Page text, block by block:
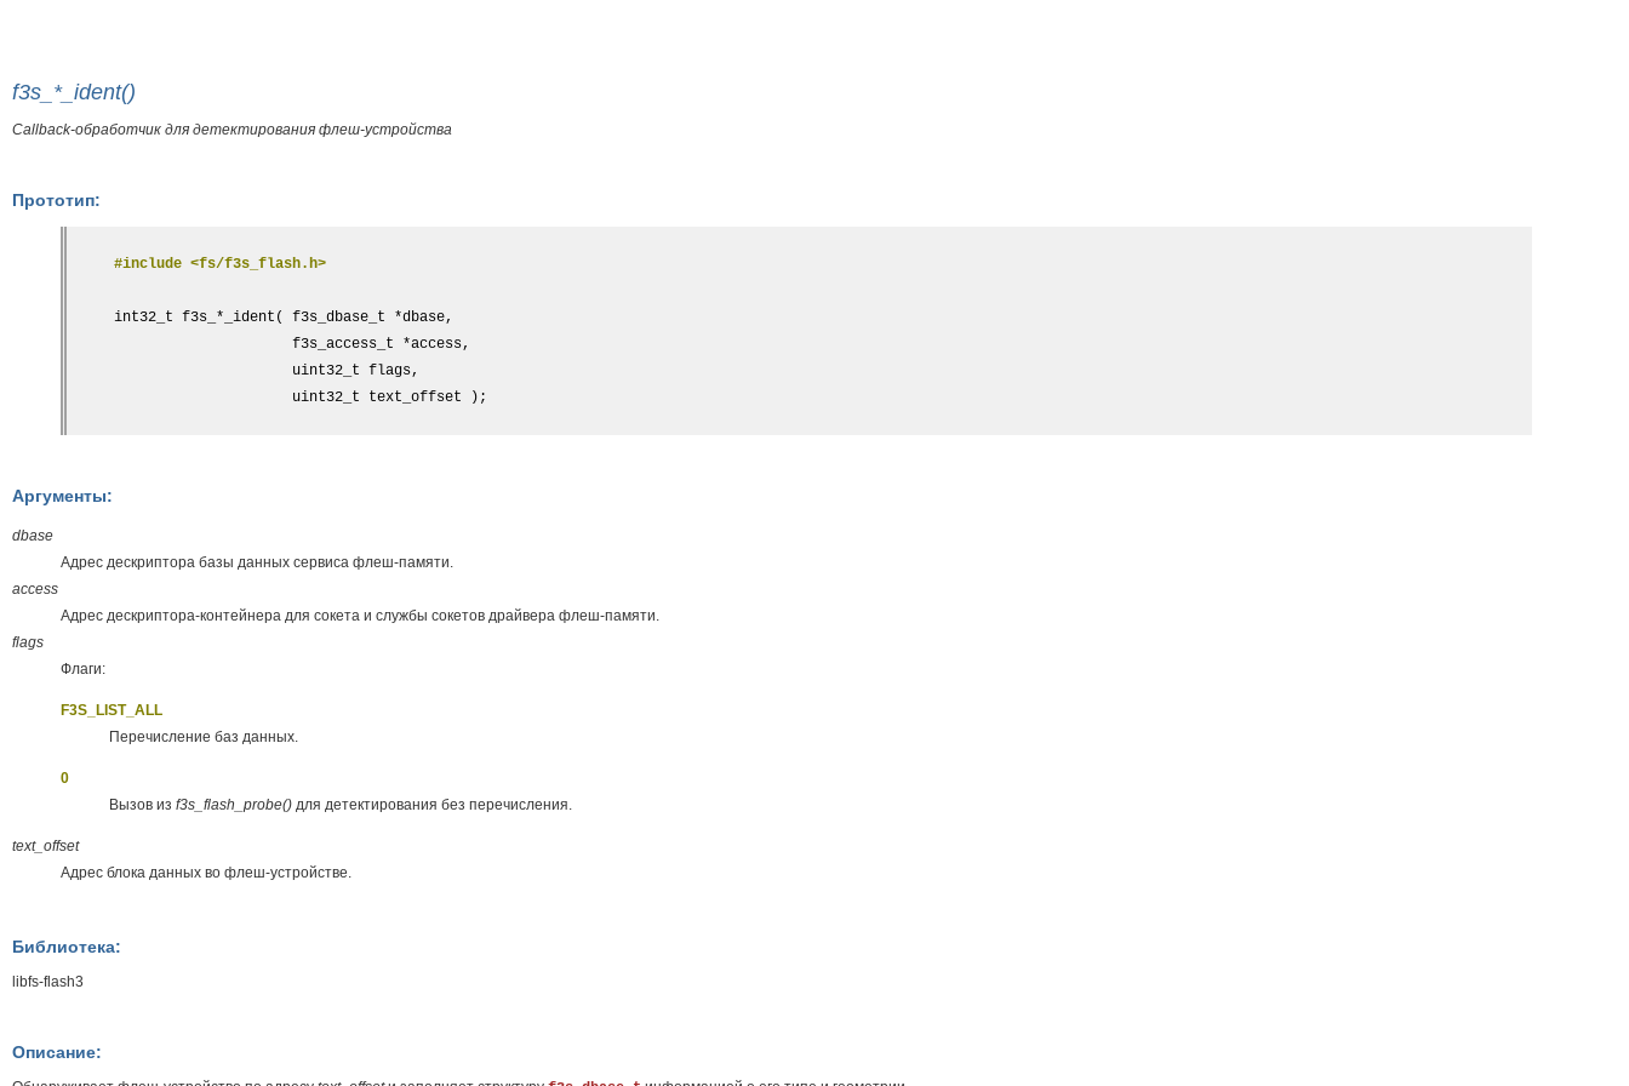
f3s_*_ident()
Callback-обработчик для детектирования флеш-устройства
Прототип:
#include <fs/f3s_flash.h>
int32_t f3s_*_ident( f3s_dbase_t *dbase,
                     f3s_access_t *access,
                     uint32_t flags,
                     uint32_t text_offset );
Аргументы:
dbase
Адрес дескриптора базы данных сервиса флеш-памяти.
access
Адрес дескриптора-контейнера для сокета и службы сокетов драйвера флеш-памяти.
flags
Флаги:
F3S_LIST_ALL
Перечисление баз данных.
0
Вызов из f3s_flash_probe() для детектирования без перечисления.
text_offset
Адрес блока данных во флеш-устройстве.
Библиотека:
libfs-flash3
Описание: